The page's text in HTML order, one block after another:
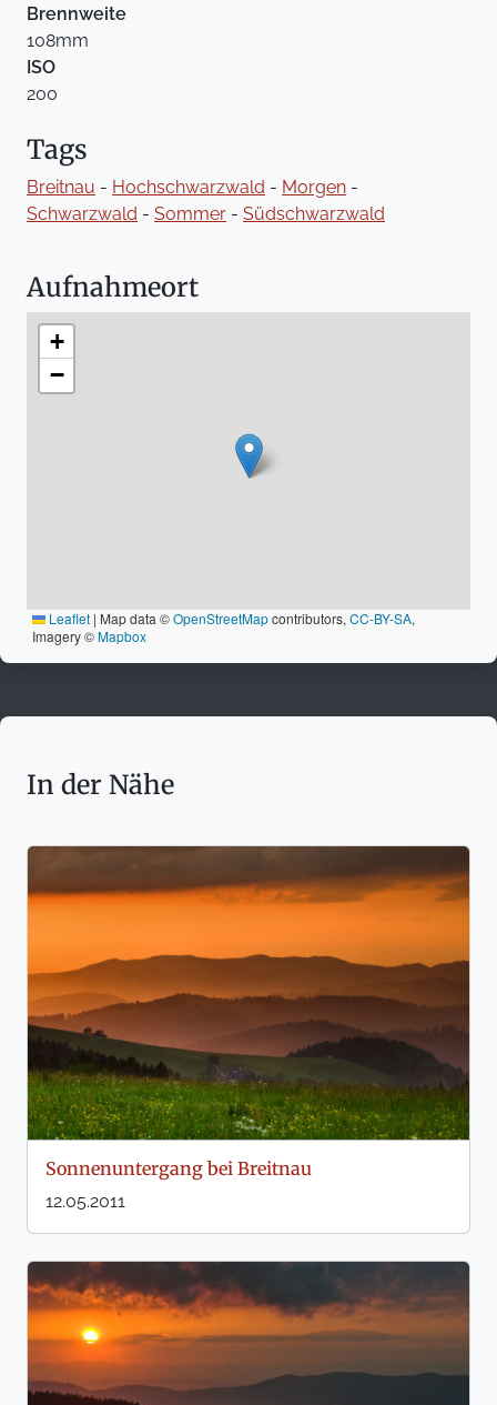
Brennweite
108mm
ISO
200
Tags
Breitnau - Hochschwarzwald - Morgen -
Schwarzwald - Sommer - Südschwarzwald
Aufnahmeort
+
−
Leaflet | Map data ©OpenStreetMapcontributors, CC-BY-SA,
Imagery ©Mapbox
In der Nähe
Sonnenuntergang bei Breitnau
12.05.2011